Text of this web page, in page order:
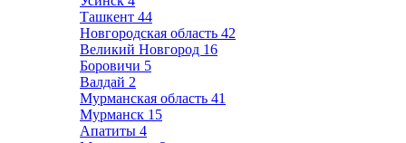
Ташкент 44
Новгородская область 42
Великий Новгород 16
Боровичи 5
Валдай 2
Мурманская область 41
Мурманск 15
Апатиты 4